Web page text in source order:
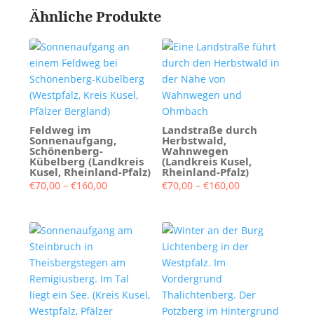
Ähnliche Produkte
Feldweg im
Sonnenaufgang,
Schönenberg-
Kübelberg (Landkreis
Kusel, Rheinland-Pfalz)
€70,00 – €160,00Preisspanne:
€160,00
Landstraße durch
Herbstwald,
Wahnwegen
(Landkreis Kusel,
Rheinland-Pfalz)
€70,00 –€160,00Preisspanne:
€160,00